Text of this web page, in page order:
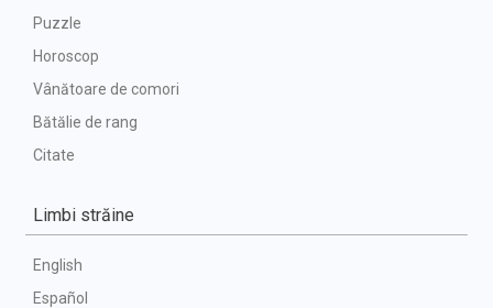
Puzzle
Horoscop
Vânătoare de comori
Bătălie de rang
Citate
Limbi străine
English
Español